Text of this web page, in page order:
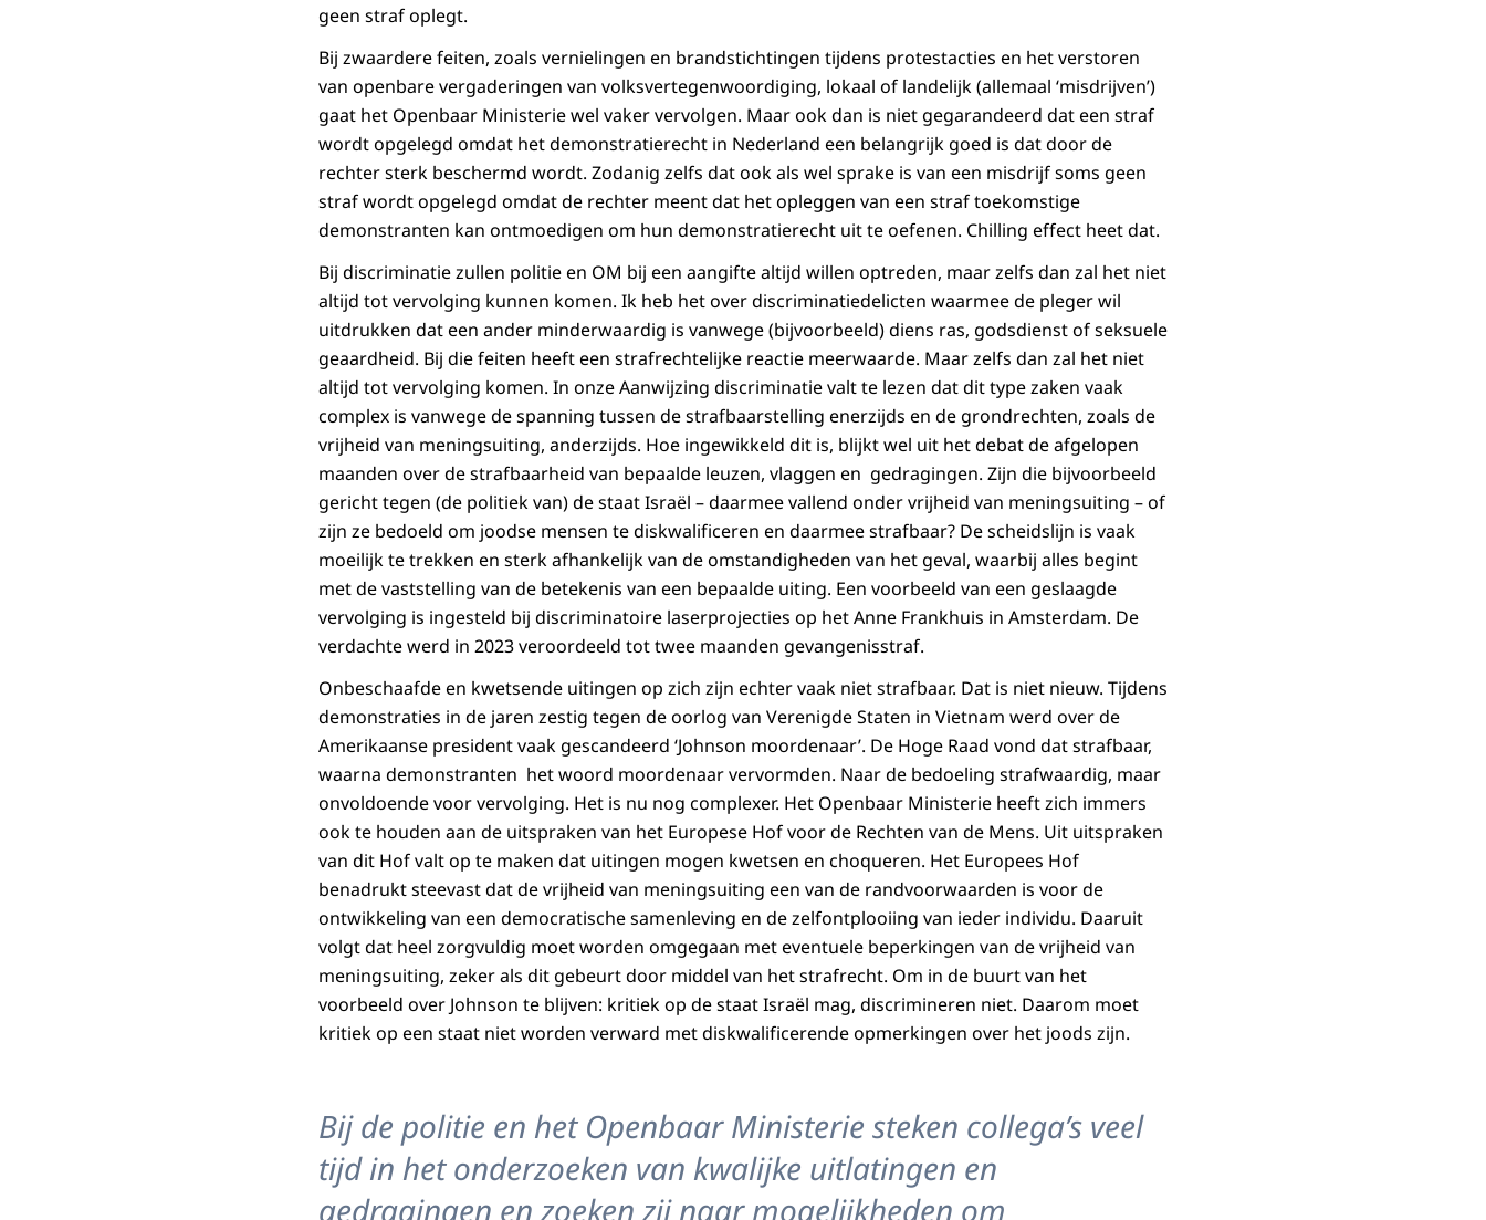
geen straf oplegt.
Bij zwaardere feiten, zoals vernielingen en brandstichtingen tijdens protestacties en het verstoren
van openbare vergaderingen van volksvertegenwoordiging, lokaal of landelijk (allemaal ‘misdrijven’)
gaat het Openbaar Ministerie wel vaker vervolgen. Maar ook dan is niet gegarandeerd dat een straf
wordt opgelegd omdat het demonstratierecht in Nederland een belangrijk goed is dat door de
rechter sterk beschermd wordt. Zodanig zelfs dat ook als wel sprake is van een misdrijf soms geen
straf wordt opgelegd omdat de rechter meent dat het opleggen van een straf toekomstige
demonstranten kan ontmoedigen om hun demonstratierecht uit te oefenen. Chilling effect heet dat.
Bij discriminatie zullen politie en OM bij een aangifte altijd willen optreden, maar zelfs dan zal het niet
altijd tot vervolging kunnen komen. Ik heb het over discriminatiedelicten waarmee de pleger wil
uitdrukken dat een ander minderwaardig is vanwege (bijvoorbeeld) diens ras, godsdienst of seksuele
geaardheid. Bij die feiten heeft een strafrechtelijke reactie meerwaarde. Maar zelfs dan zal het niet
altijd tot vervolging komen. In onze Aanwijzing discriminatie valt te lezen dat dit type zaken vaak
complex is vanwege de spanning tussen de strafbaarstelling enerzijds en de grondrechten, zoals de
vrijheid van meningsuiting, anderzijds. Hoe ingewikkeld dit is, blijkt wel uit het debat de afgelopen
maanden over de strafbaarheid van bepaalde leuzen, vlaggen en gedragingen. Zijn die bijvoorbeeld
gericht tegen (de politiek van) de staat Israël – daarmee vallend onder vrijheid van meningsuiting – of
zijn ze bedoeld om joodse mensen te diskwalificeren en daarmee strafbaar? De scheidslijn is vaak
moeilijk te trekken en sterk afhankelijk van de omstandigheden van het geval, waarbij alles begint
met de vaststelling van de betekenis van een bepaalde uiting. Een voorbeeld van een geslaagde
vervolging is ingesteld bij discriminatoire laserprojecties op het Anne Frankhuis in Amsterdam. De
verdachte werd in 2023 veroordeeld tot twee maanden gevangenisstraf.
Onbeschaafde en kwetsende uitingen op zich zijn echter vaak niet strafbaar. Dat is niet nieuw. Tijdens
demonstraties in de jaren zestig tegen de oorlog van Verenigde Staten in Vietnam werd over de
Amerikaanse president vaak gescandeerd ‘Johnson moordenaar’. De Hoge Raad vond dat strafbaar,
waarna demonstranten het woord moordenaar vervormden. Naar de bedoeling strafwaardig, maar
onvoldoende voor vervolging. Het is nu nog complexer. Het Openbaar Ministerie heeft zich immers
ook te houden aan de uitspraken van het Europese Hof voor de Rechten van de Mens. Uit uitspraken
van dit Hof valt op te maken dat uitingen mogen kwetsen en choqueren. Het Europees Hof
benadrukt steevast dat de vrijheid van meningsuiting een van de randvoorwaarden is voor de
ontwikkeling van een democratische samenleving en de zelfontplooiing van ieder individu. Daaruit
volgt dat heel zorgvuldig moet worden omgegaan met eventuele beperkingen van de vrijheid van
meningsuiting, zeker als dit gebeurt door middel van het strafrecht. Om in de buurt van het
voorbeeld over Johnson te blijven: kritiek op de staat Israël mag, discrimineren niet. Daarom moet
kritiek op een staat niet worden verward met diskwalificerende opmerkingen over het joods zijn.
Bij de politie en het Openbaar Ministerie steken collega’s veel
tijd in het onderzoeken van kwalijke uitlatingen en
gedragingen en zoeken zij naar mogelijkheden om